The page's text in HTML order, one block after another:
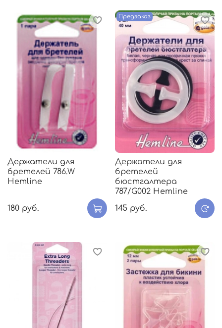
Держатели для
бретелей 786.W
Hemline
180 руб.
Предзаказ
Держатели для
бретелей
бюстгалтера
787/G002 Hemline
145 руб.